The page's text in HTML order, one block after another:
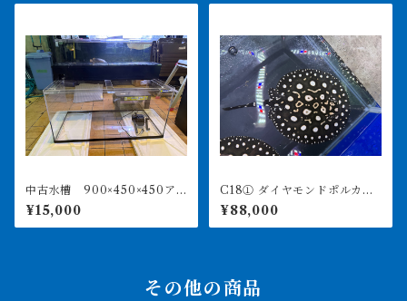
中古水槽 900×450×450ア
クリル水槽 上部濾過セット
¥15,000
C18① ダイヤモンドポルカ
アルビノヘテロ 体盤16㎝前
後 ♀
¥88,000
その他の商品